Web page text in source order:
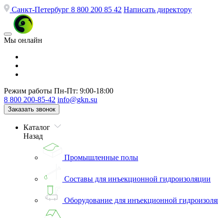
Санкт-Петербург 8 800 200 85 42 Написать директору
Мы онлайн
Режим работы Пн-Пт: 9:00-18:00
8 800 200-85-42 info@gkn.su
Заказать звонок
Каталог
Назад
Промышленные полы
Составы для инъекционной гидроизоляции
Оборудование для инъекционной